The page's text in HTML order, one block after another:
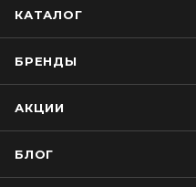
КАТАЛОГ
БРЕНДЫ
АКЦИИ
БЛОГ